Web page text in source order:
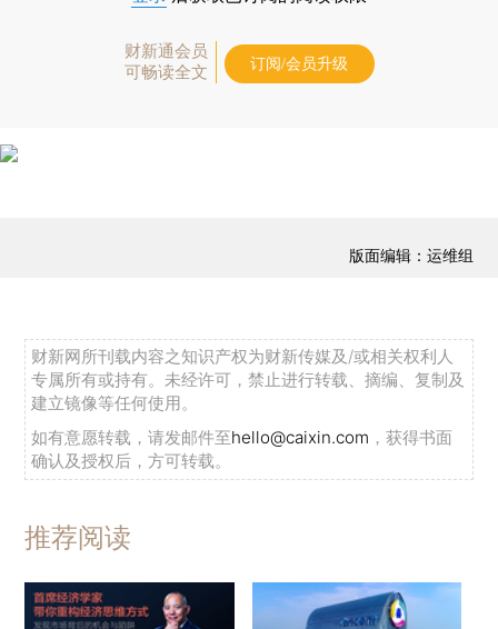
财新通会员
可畅读全文
订阅/会员升级
版面编辑：运维组
财新网所刊载内容之知识产权为财新传媒及/或相关权利人
专属所有或持有。未经许可，禁止进行转载、摘编、复制及
建立镜像等任何使用。
如有意愿转载，请发邮件至hello@caixin.com ，获得书面
确认及授权后，方可转载。
推荐阅读